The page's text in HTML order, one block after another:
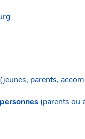
parents,
(parents ou